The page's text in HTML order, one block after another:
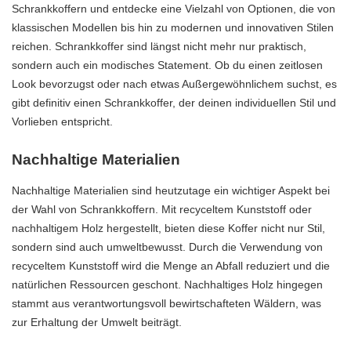
Schrankkoffern und entdecke eine Vielzahl von Optionen, die von
klassischen Modellen bis hin zu modernen und innovativen Stilen
reichen. Schrankkoffer sind längst nicht mehr nur praktisch,
sondern auch ein modisches Statement. Ob du einen zeitlosen
Look bevorzugst oder nach etwas Außergewöhnlichem suchst, es
gibt definitiv einen Schrankkoffer, der deinen individuellen Stil und
Vorlieben entspricht.
Nachhaltige Materialien
Nachhaltige Materialien sind heutzutage ein wichtiger Aspekt bei
der Wahl von Schrankkoffern. Mit recyceltem Kunststoff oder
nachhaltigem Holz hergestellt, bieten diese Koffer nicht nur Stil,
sondern sind auch umweltbewusst. Durch die Verwendung von
recyceltem Kunststoff wird die Menge an Abfall reduziert und die
natürlichen Ressourcen geschont. Nachhaltiges Holz hingegen
stammt aus verantwortungsvoll bewirtschafteten Wäldern, was
zur Erhaltung der Umwelt beiträgt.